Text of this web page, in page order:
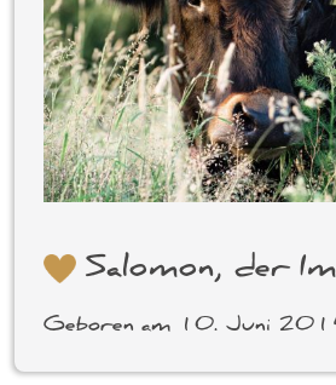
Salomon, der
Geboren am 10. Juni